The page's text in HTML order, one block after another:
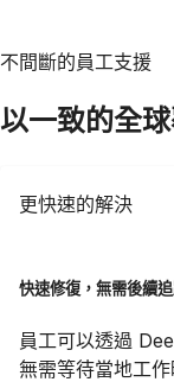
不間斷的員工支援
以一致的全
更快速的解決
快速修復，無需後續
員工可以透過
無需等待當地工